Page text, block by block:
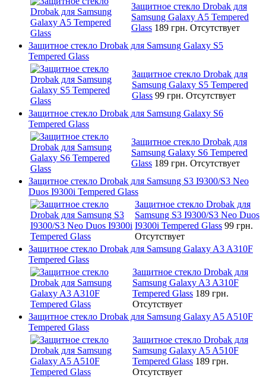
Защитное стекло Drobak для
Samsung Galaxy A5 Tempered
Glass 189 грн. Отсутствует
Защитное стекло Drobak для Samsung Galaxy S5
Tempered Glass
Защитное стекло Drobak для
Samsung Galaxy S5 Tempered
Glass 99 грн. Отсутствует
Защитное стекло Drobak для Samsung Galaxy S6
Tempered Glass
Защитное стекло Drobak для
Samsung Galaxy S6 Tempered
Glass 189 грн. Отсутствует
Защитное стекло Drobak для Samsung S3 I9300/S3 Neo
Duos I9300i Tempered Glass
Защитное стекло Drobak для
Samsung S3 I9300/S3 Neo Duos
I9300i Tempered Glass 99 грн.
Отсутствует
Защитное стекло Drobak для Samsung Galaxy A3 A310F
Tempered Glass
Защитное стекло Drobak для
Samsung Galaxy A3 A310F
Tempered Glass 189 грн.
Отсутствует
Защитное стекло Drobak для Samsung Galaxy A5 A510F
Tempered Glass
Защитное стекло Drobak для
Samsung Galaxy A5 A510F
Tempered Glass 189 грн.
Отсутствует